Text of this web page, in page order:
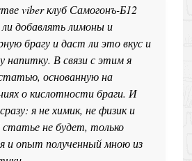
viber клуб Самогонъ-Б12
добавлять лимоны и
брагу и даст ли это вкус и
напитку. В связи с этим я
основанную на
о кислотности браги. И
я не химик, не физик и
статье не будет, только
и опыт полученный мною из